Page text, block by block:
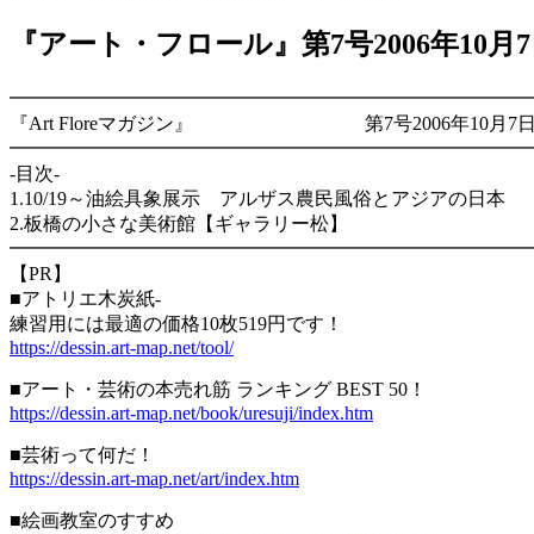
『アート・フロール』第7号2006年10
『Art Floreマガジン』 第7号2006年10月7日
-目次-
1.10/19～油絵具象展示 アルザス農民風俗とアジアの日本
2.板橋の小さな美術館【ギャラリー松】
【PR】
■アトリエ木炭紙-
練習用には最適の価格10枚519円です！
https://dessin.art-map.net/tool/
■アート・芸術の本売れ筋 ランキング BEST 50！
https://dessin.art-map.net/book/uresuji/index.htm
■芸術って何だ！
https://dessin.art-map.net/art/index.htm
■絵画教室のすすめ